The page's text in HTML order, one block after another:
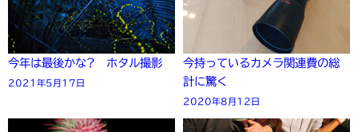
今年は最後かな? ホタル撮影
2021年5月17日
今持っているカメラ関連費の総
計に驚く
2020年8月12日